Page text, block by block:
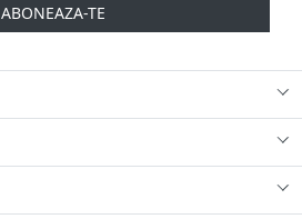
ABONEAZA-TE